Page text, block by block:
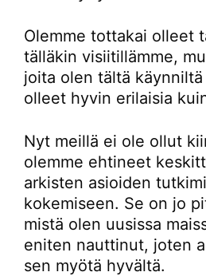
Olemme tottakai olleet
tälläkin visiitillämme,
joita olen tältä
olleet hyvin erilaisia
Nyt meillä ei ole ollut
olemme ehtineet
arkisten asioiden
kokemiseen. Se on jo
mistä olen uusissa
eniten nauttinut, joten
sen myötä hyvältä.